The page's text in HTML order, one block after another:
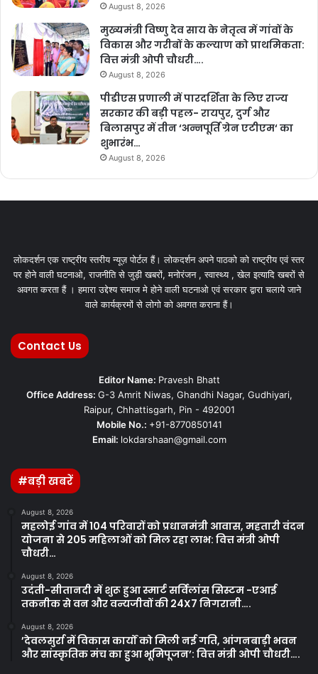
August 8, 2026
मुख्यमंत्री विष्णु देव साय के नेतृत्व में गांवों के
विकास और गरीबों के कल्याण को प्राथमिकता:
वित्त मंत्री ओपी चौधरी….
August 8, 2026
पीडीएस प्रणाली में पारदर्शिता के लिए राज्य
सरकार की बड़ी पहल- रायपुर, दुर्ग और
बिलासपुर में तीन ‘अन्नपूर्ति ग्रेन एटीएम‘ का
शुभारंभ…
August 8, 2026
लोकदर्शन एक राष्ट्रीय स्तरीय न्यूज़ पोर्टल हैं। लोकदर्शन अपने पाठको को राष्ट्रीय एवं स्तर
पर होने वाली घटनाओ, राजनीति से जुड़ी खबरों, मनोरंजन , स्वास्थ्य , खेल इत्यादि खबरों से
अवगत करता हैं । हमारा उद्देश्य समाज मे होने वाली घटनाओ एवं सरकार द्वारा चलाये जाने
वाले कार्यक्रमों से लोगो को अवगत कराना हैं।
Contact Us
Editor Name: Pravesh Bhatt
Office Address: G-3 Amrit Niwas, Ghandhi Nagar, Gudhiyari,
Raipur, Chhattisgarh, Pin - 492001
Mobile No.: +91-8770850141
Email: lokdarshaan@gmail.com
#बड़ी खबरें
August 8, 2026
महलोई गांव में 104 परिवारों को प्रधानमंत्री आवास, महतारी वंदन
योजना से 205 महिलाओं को मिल रहा लाभ: वित्त मंत्री ओपी
चौधरी…
August 8, 2026
उदंती-सीतानदी में शुरू हुआ स्मार्ट सर्विलांस सिस्टम -एआई
तकनीक से वन और वन्यजीवों की 24X7 निगरानी….
August 8, 2026
’देवलसुर्रा में विकास कार्यों को मिली नई गति, आंगनबाड़ी भवन
और सांस्कृतिक मंच का हुआ भूमिपूजन’: वित्त मंत्री ओपी चौधरी….